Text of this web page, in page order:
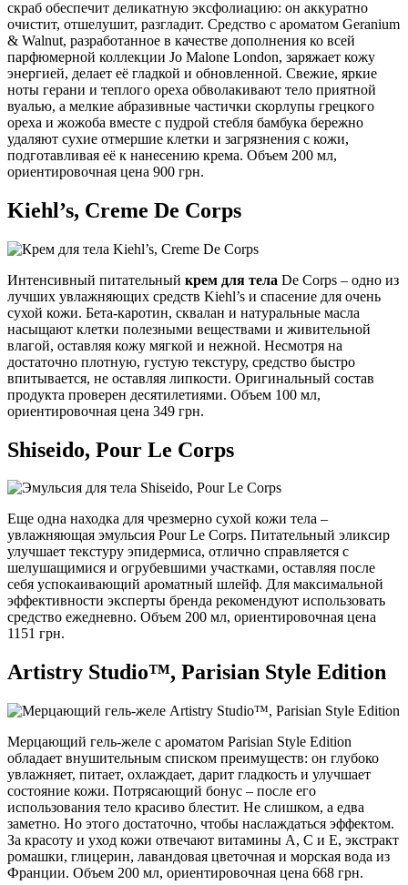
скраб обеспечит деликатную эксфолиацию: он аккуратно
очистит, отшелушит, разгладит. Средство с ароматом Geranium
& Walnut, разработанное в качестве дополнения ко всей
парфюмерной коллекции Jo Malone London, заряжает кожу
энергией, делает её гладкой и обновленной. Свежие, яркие
ноты герани и теплого ореха обволакивают тело приятной
вуалью, а мелкие абразивные частички скорлупы грецкого
ореха и жожоба вместе с пудрой стебля бамбука бережно
удаляют сухие отмершие клетки и загрязнения с кожи,
подготавливая её к нанесению крема. Объем 200 мл,
ориентировочная цена 900 грн.
Kiehl’s, Creme De Corps
Интенсивный питательный крем для тела De Corps – одно из
лучших увлажняющих средств Kiehl’s и спасение для очень
сухой кожи. Бета-каротин, сквалан и натуральные масла
насыщают клетки полезными веществами и живительной
влагой, оставляя кожу мягкой и нежной. Несмотря на
достаточно плотную, густую текстуру, средство быстро
впитывается, не оставляя липкости. Оригинальный состав
продукта проверен десятилетиями. Объем 100 мл,
ориентировочная цена 349 грн.
Shiseido, Pour Le Corps
Еще одна находка для чрезмерно сухой кожи тела –
увлажняющая эмульсия Pour Le Corps. Питательный эликсир
улучшает текстуру эпидермиса, отлично справляется с
шелушащимися и огрубевшими участками, оставляя после
себя успокаивающий ароматный шлейф. Для максимальной
эффективности эксперты бренда рекомендуют использовать
средство ежедневно. Объем 200 мл, ориентировочная цена
1151 грн.
Artistry Studio™, Parisian Style Edition
Мерцающий гель-желе с ароматом Parisian Style Edition
обладает внушительным списком преимуществ: он глубоко
увлажняет, питает, охлаждает, дарит гладкость и улучшает
состояние кожи. Потрясающий бонус – после его
использования тело красиво блестит. Не слишком, а едва
заметно. Но этого достаточно, чтобы наслаждаться эффектом.
За красоту и уход кожи отвечают витамины A, C и E, экстракт
ромашки, глицерин, лавандовая цветочная и морская вода из
Франции. Объем 200 мл, ориентировочная цена 668 грн.